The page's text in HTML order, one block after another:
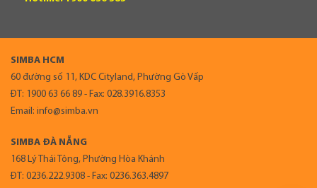
SIMBA HCM
60 đường số 11, KDC Cityland, Phường Gò Vấp
ĐT: 1900 63 66 89 - Fax: 028.3916.8353
Email: info@simba.vn
SIMBA ĐÀ NẴNG
168 Lý Thái Tông, Phường Hòa Khánh
ĐT: 0236.222.9308 - Fax: 0236.363.4897